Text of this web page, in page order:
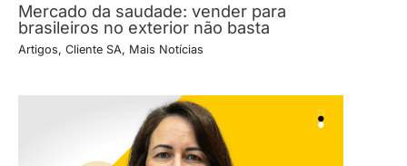
Mercado da saudade: vender para
brasileiros no exterior não basta
Artigos, Cliente SA, Mais Notícias